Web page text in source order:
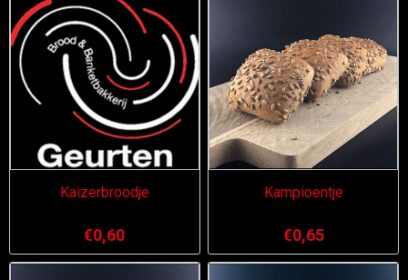
Kaizerbroodje
€0,60
Kampioentje
€0,65